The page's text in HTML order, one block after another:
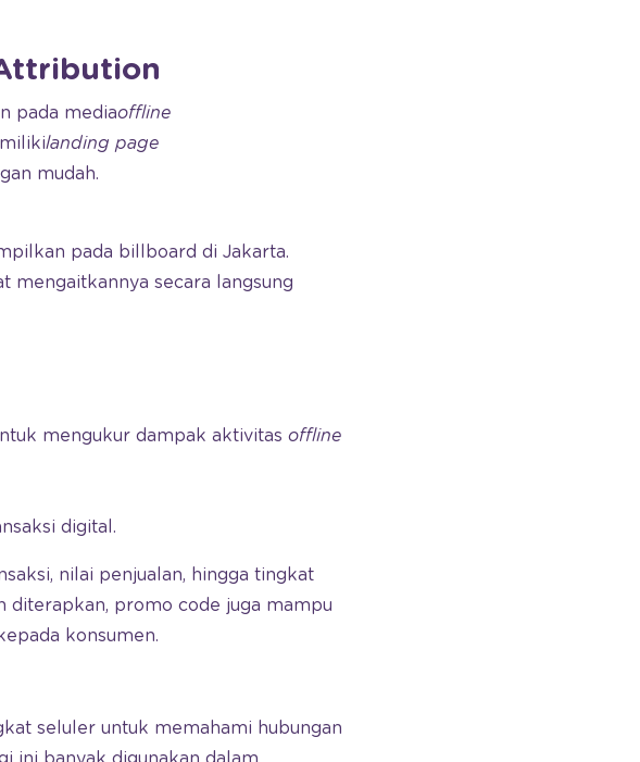
pada mediaoffline
landing page
mudah.
pada billboard di Jakarta.
mengaitkannya secara langsung
mengukur dampak aktivitas offline
digital.
nilai penjualan, hingga tingkat
diterapkan, promo code juga mampu
konsumen.
seluler untuk memahami hubungan
ini banyak digunakan dalam